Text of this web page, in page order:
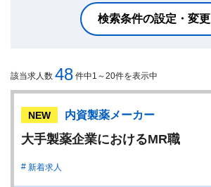
検索条件の設定・変更
該当求人数 48 件中1～20件を表示中
NEW 内資製薬メーカー
大手製薬企業におけるMR職
新着求人